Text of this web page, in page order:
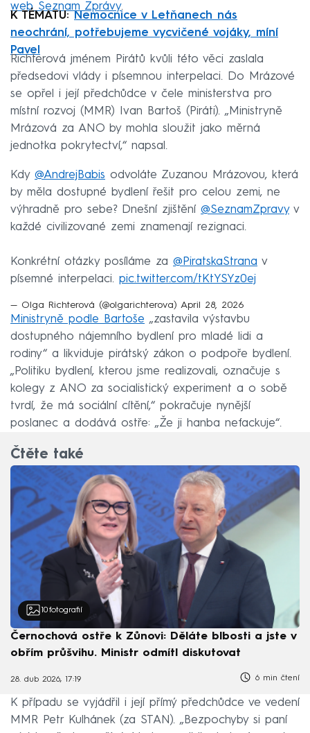
web Seznam Zprávy.
K TÉMATU: Nemocnice v Letňanech nás
neochrání, potřebujeme vycvičené vojáky, míní
Pavel
Richterová jménem Pirátů kvůli této věci zaslala
předsedovi vlády i písemnou interpelaci. Do Mrázové
se opřel i její předchůdce v čele ministerstva pro
místní rozvoj (MMR) Ivan Bartoš (Piráti). „Ministryně
Mrázová za ANO by mohla sloužit jako měrná
jednotka pokrytectví,“ napsal.
Kdy @AndrejBabis odvoláte Zuzanou Mrázovou, která
by měla dostupné bydlení řešit pro celou zemi, ne
výhradně pro sebe? Dnešní zjištění @SeznamZpravyv
každé civilizované zemi znamenají rezignaci.
Konkrétní otázky posíláme za @PiratskaStrana v
písemné interpelaci. pic.twitter.com/tKtYSYz0ej
— Olga Richterová (@olgarichterova) April 28, 2026
Ministryně podle Bartoše „zastavila výstavbu
dostupného nájemního bydlení pro mladé lidi a
rodiny“ a likviduje pirátský zákon o podpoře bydlení.
„Politiku bydlení, kterou jsme realizovali, označuje s
kolegy z ANO za socialistický experiment a o sobě
tvrdí, že má sociální cítění,“ pokračuje nynější
poslanec a dodává ostře: „Že ji hanba nefackuje“.
Čtěte také
10 fotografií
Černochová ostře k Zůnovi: Děláte blbosti a jste v
obřím průšvihu. Ministr odmítl diskutovat
28. dub 2026, 17:19 6 min čtení
K případu se vyjádřil i její přímý předchůdce ve vedení
MMR Petr Kulhánek (za STAN). „Bezpochyby si paní